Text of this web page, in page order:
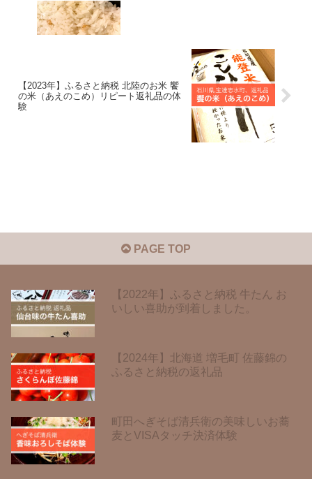
【2023年】ふるさと納税 北陸のお米 饗
の米（あえのこめ）リピート返礼品の体
験
PAGE TOP
【2022年】ふるさと納税 牛たん お
いしい喜助が到着しました。
【2024年】北海道 増毛町 佐藤錦の
ふるさと納税の返礼品
町田へぎそば清兵衛の美味しいお蕎
麦とVISAタッチ決済体験